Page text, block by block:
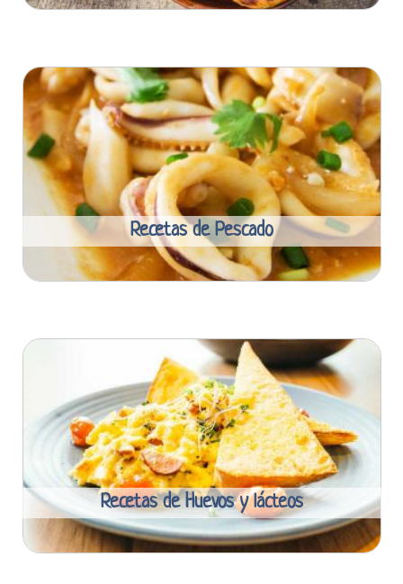
Recetas de Pescado
Recetas de Huevos y lácteos